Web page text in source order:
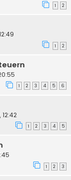
1 2
1 2
1 2 3 4 5 6
12:42
1 2 3 4 5
1 2 3